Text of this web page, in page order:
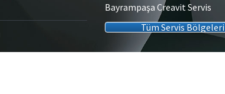
Bayrampaşa Creavit Servis
Tüm Servis Bölgeleri